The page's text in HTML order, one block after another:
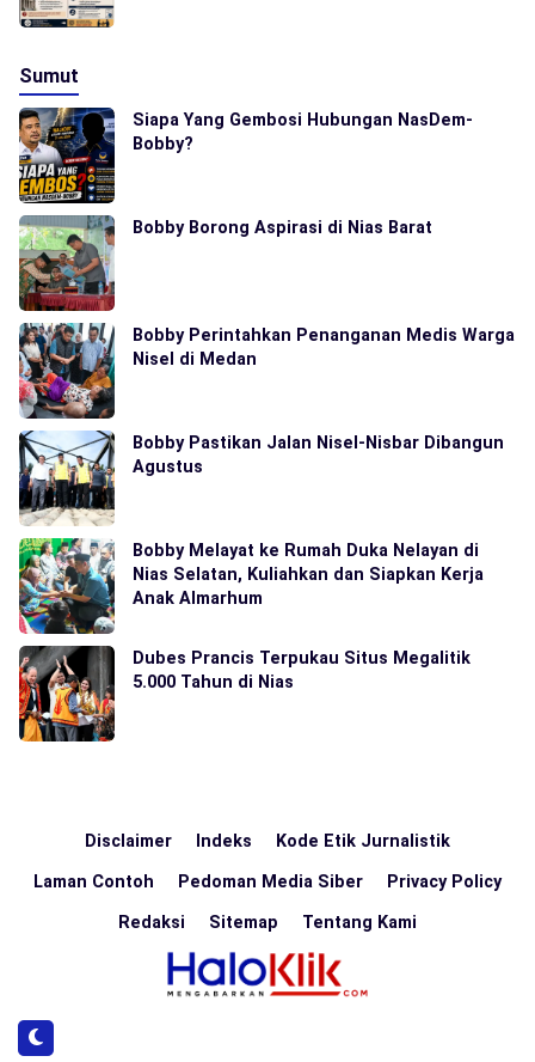
Sumut
Siapa Yang Gembosi Hubungan NasDem-
Bobby?
Bobby Borong Aspirasi di Nias Barat
Bobby Perintahkan Penanganan Medis Warga
Nisel di Medan
Bobby Pastikan Jalan Nisel-Nisbar Dibangun
Agustus
Bobby Melayat ke Rumah Duka Nelayan di
Nias Selatan, Kuliahkan dan Siapkan Kerja
Anak Almarhum
Dubes Prancis Terpukau Situs Megalitik
5.000 Tahun di Nias
Disclaimer Indeks Kode Etik Jurnalistik
Laman Contoh Pedoman Media Siber Privacy Policy
Redaksi Sitemap Tentang Kami